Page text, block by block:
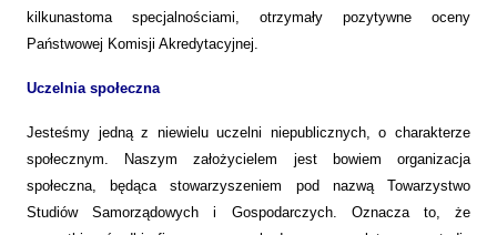
kilkunastoma specjalnościami, otrzymały pozytywne oceny
Państwowej Komisji Akredytacyjnej.
Uczelnia społeczna
Jesteśmy jedną z niewielu uczelni niepublicznych, o charakterze
społecznym. Naszym założycielem jest bowiem organizacja
społeczna, będąca stowarzyszeniem pod nazwą Towarzystwo
Studiów Samorządowych i Gospodarczych. Oznacza to, że